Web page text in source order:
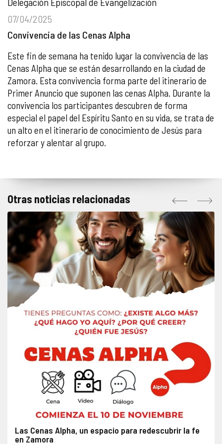
07/04/2025
Convivencia de las Cenas Alpha
Este fin de semana ha tenido lugar la convivencia de las
Cenas Alpha que se están desarrollando en la ciudad de
Zamora. Esta convivencia forma parte del itinerario de
Primer Anuncio que suponen las cenas Alpha. Durante la
convivencia los participantes descubren de forma
especial el papel del Espíritu Santo en su vida, se trata de
un alto en el itinerario de conocimiento de Jesús para
reforzar y alentar al grupo.
Otras noticias relacionadas
Las Cenas Alpha, un espacio para redescubrir la fe
en Zamora